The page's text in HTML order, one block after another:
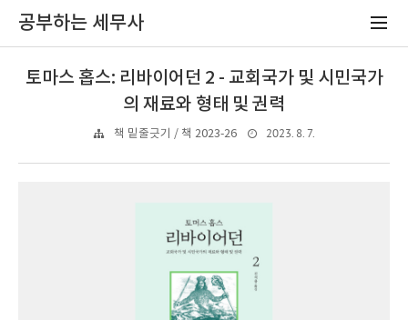
공부하는 세무사
토마스 홉스: 리바이어던 2 - 교회국가 및 시민국가
의 재료와 형태 및 권력
책 밑줄긋기 / 책 2023-26 2023. 8. 7.